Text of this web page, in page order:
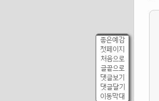
좋은예감
첫페이지
처음으로
글끝으로
댓글보기
댓글달기
이동막대